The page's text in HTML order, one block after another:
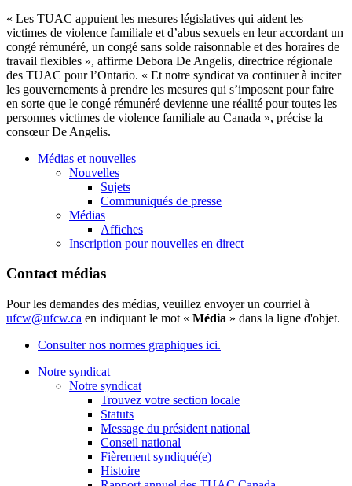
« Les TUAC appuient les mesures législatives qui aident les
victimes de violence familiale et d’abus sexuels en leur accordant un
congé rémunéré, un congé sans solde raisonnable et des horaires de
travail flexibles », affirme Debora De Angelis, directrice régionale
des TUAC pour l’Ontario. « Et notre syndicat va continuer à inciter
les gouvernements à prendre les mesures qui s’imposent pour faire
en sorte que le congé rémunéré devienne une réalité pour toutes les
personnes victimes de violence familiale au Canada », précise la
consœur De Angelis.
Médias et nouvelles
Nouvelles
Sujets
Communiqués de presse
Médias
Affiches
Inscription pour nouvelles en direct
Contact médias
Pour les demandes des médias, veuillez envoyer un courriel à
ufcw@ufcw.ca en indiquant le mot « Média » dans la ligne d'objet.
Consulter nos normes graphiques ici.
Notre syndicat
Notre syndicat
Trouvez votre section locale
Statuts
Message du président national
Conseil national
Fièrement syndiqué(e)
Histoire